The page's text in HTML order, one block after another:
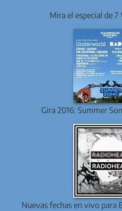
Mira el especial de
Gira 2016: Summer
Nuevas fechas en vivo para